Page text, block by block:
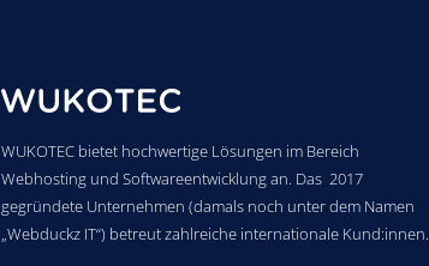
WUKOTEC bietet hochwertige Lösungen im Bereich
Webhosting und Softwareentwicklung an. Das 2017
gegründete Unternehmen (damals noch unter dem Namen
„Webduckz IT“) betreut zahlreiche internationale Kund:innen.